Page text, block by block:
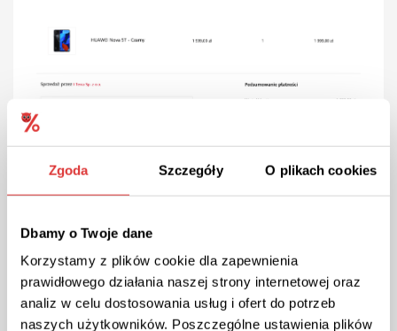
Zgoda Szczegóły O plikach cookies
Dbamy o Twoje dane
Korzystamy z plików cookie dla zapewnienia
prawidłowego działania naszej strony internetowej oraz
analiz w celu dostosowania usług i ofert do potrzeb
naszych użytkowników. Poszczególne ustawienia plików
Chcesz zaoszczędzić kupując w internetowym
sklepie Huawei? Wykorzystaj kody rabatowe
Huawei, dzięki którym w twojej kieszeni zostanie
znacznie więcej gotówki. Kod rabatowy Huawei